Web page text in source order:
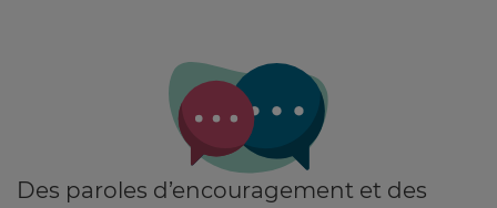
Des paroles d’encouragement et des